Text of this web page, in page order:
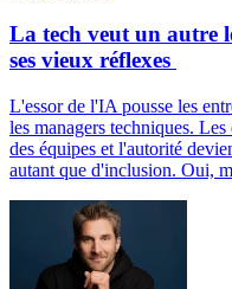
La tech veut un autre
ses vieux réflexes
L'essor de l'IA pousse les
les managers techniques.
des équipes et l'autorité
autant que d'inclusion. Oui,